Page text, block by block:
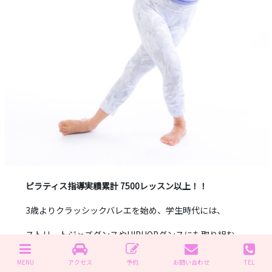
ピラティス指導実績累計 7500レッスン以上！！
3歳よりクラッシックバレエを始め、学生時代には、
ストリートジャズダンスやHIPHOPダンスにも取り組む。
大学時代以降、いくつかのダンスサークルを立ち上げ、
MENU アクセス 予約 お問い合わせ TEL